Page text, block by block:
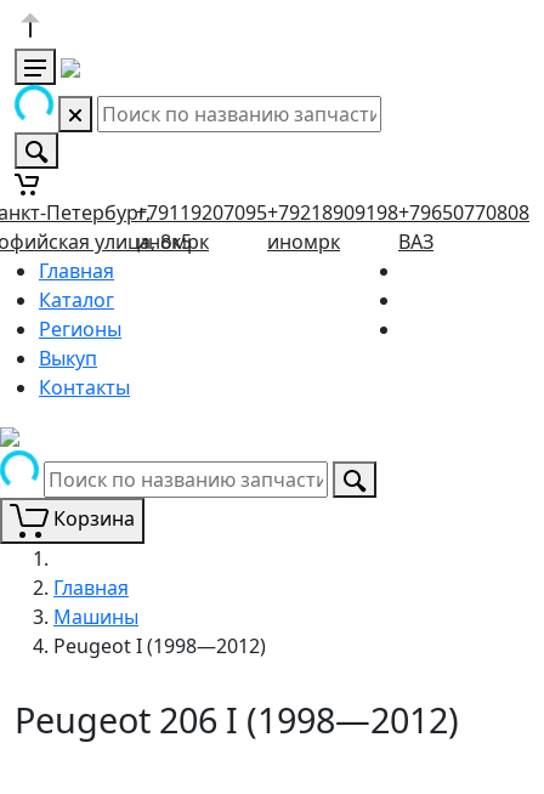
Петербург,
улица, 8к5
+79119207095
иномрк
+79218909198
иномрк
+79650770808
ВАЗ
Главная
Каталог
Регионы
Выкуп
Контакты
Корзина
Главная
Машины
Peugeot I (1998—2012)
Peugeot 206 I (1998—2012)